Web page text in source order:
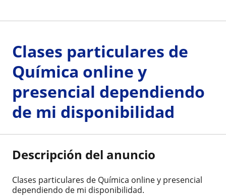
Clases particulares de
Química online y
presencial dependiendo
de mi disponibilidad
Descripción del anuncio
Clases particulares de Química online y presencial
dependiendo de mi disponibilidad.